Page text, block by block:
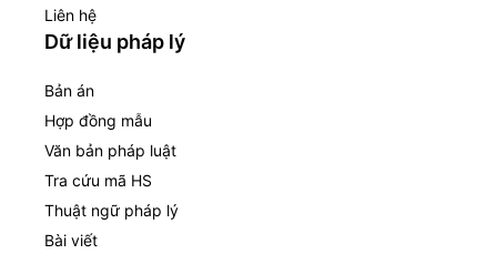
Liên hệ
Dữ liệu pháp lý
Bản án
Hợp đồng mẫu
Văn bản pháp luật
Tra cứu mã HS
Thuật ngữ pháp lý
Bài viết